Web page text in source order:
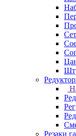
Резаки